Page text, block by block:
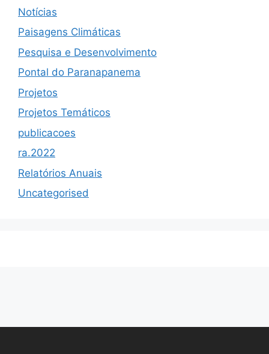
Notícias
Paisagens Climáticas
Pesquisa e Desenvolvimento
Pontal do Paranapanema
Projetos
Projetos Temáticos
publicacoes
ra.2022
Relatórios Anuais
Uncategorised